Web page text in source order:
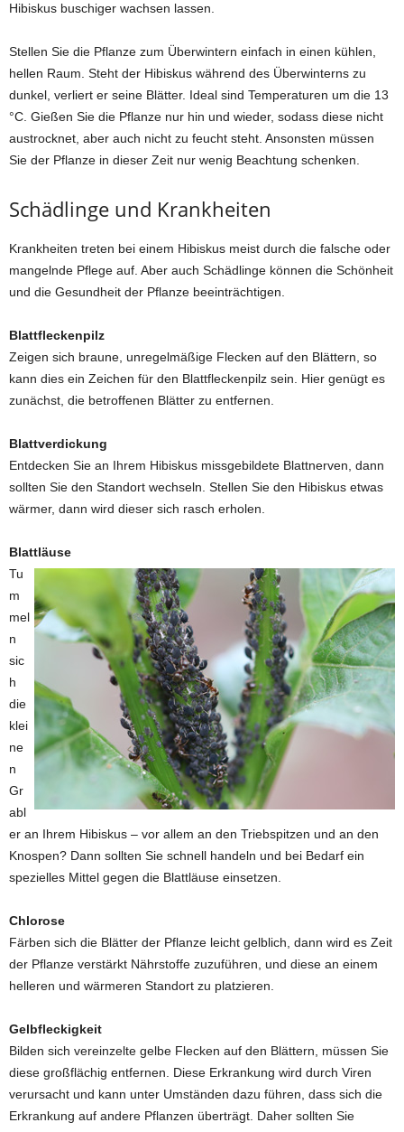
Hibiskus buschiger wachsen lassen.
Stellen Sie die Pflanze zum Überwintern einfach in einen kühlen,
hellen Raum. Steht der Hibiskus während des Überwinterns zu
dunkel, verliert er seine Blätter. Ideal sind Temperaturen um die 13
°C. Gießen Sie die Pflanze nur hin und wieder, sodass diese nicht
austrocknet, aber auch nicht zu feucht steht. Ansonsten müssen
Sie der Pflanze in dieser Zeit nur wenig Beachtung schenken.
Schädlinge und Krankheiten
Krankheiten treten bei einem Hibiskus meist durch die falsche oder
mangelnde Pflege auf. Aber auch Schädlinge können die Schönheit
und die Gesundheit der Pflanze beeinträchtigen.
Blattfleckenpilz
Zeigen sich braune, unregelmäßige Flecken auf den Blättern, so
kann dies ein Zeichen für den Blattfleckenpilz sein. Hier genügt es
zunächst, die betroffenen Blätter zu entfernen.
Blattverdickung
Entdecken Sie an Ihrem Hibiskus missgebildete Blattnerven, dann
sollten Sie den Standort wechseln. Stellen Sie den Hibiskus etwas
wärmer, dann wird dieser sich rasch erholen.
Blattläuse
Tu
m
mel
n
sic
h
die
klei
ne
n
Gr
abl
er an Ihrem Hibiskus – vor allem an den Triebspitzen und an den
Knospen? Dann sollten Sie schnell handeln und bei Bedarf ein
spezielles Mittel gegen die Blattläuse einsetzen.
Chlorose
Färben sich die Blätter der Pflanze leicht gelblich, dann wird es Zeit
der Pflanze verstärkt Nährstoffe zuzuführen, und diese an einem
helleren und wärmeren Standort zu platzieren.
Gelbfleckigkeit
Bilden sich vereinzelte gelbe Flecken auf den Blättern, müssen Sie
diese großflächig entfernen. Diese Erkrankung wird durch Viren
verursacht und kann unter Umständen dazu führen, dass sich die
Erkrankung auf andere Pflanzen überträgt. Daher sollten Sie